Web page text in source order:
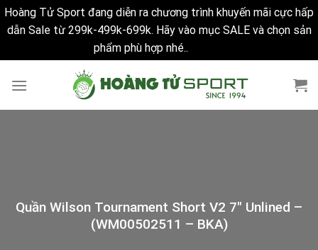
Hoàng Tử Sport đang diễn ra chương trình khuyến mãi cực hấp
dẫn Sale từ 299k-499k-699k. Hãy vào mục SALE và chọn sản
phẩm phù hợp nhé..
Quần Wilson Tournament Short V2 7″ Unlined –
(WM00502511 – BKA)